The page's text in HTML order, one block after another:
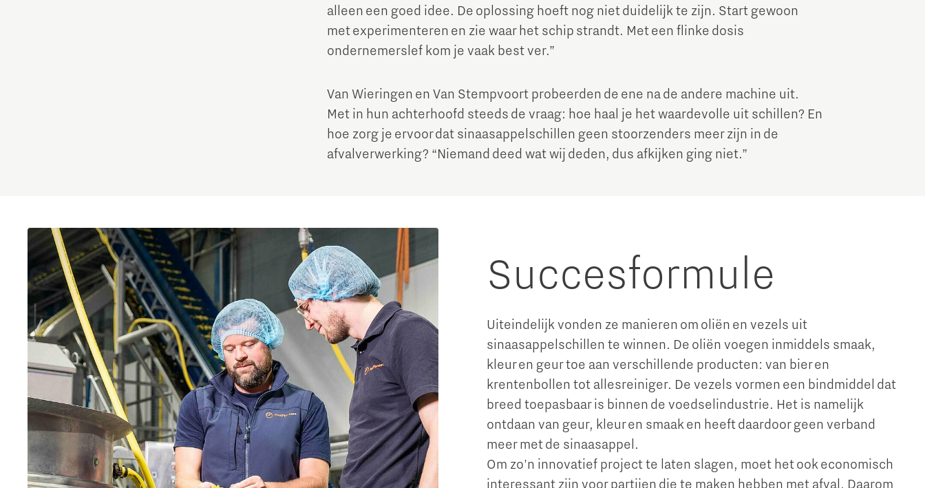
alleen een goed idee. De oplossing hoeft nog niet duidelijk te zijn. Start gewoon
met experimenteren en zie waar het schip strandt. Met een flinke dosis
ondernemerslef kom je vaak best ver.”
Van Wieringen en Van Stempvoort probeerden de ene na de andere machine uit.
Met in hun achterhoofd steeds de vraag: hoe haal je het waardevolle uit schillen? En
hoe zorg je ervoor dat sinaasappelschillen geen stoorzenders meer zijn in de
afvalverwerking? “Niemand deed wat wij deden, dus afkijken ging niet.”
Succesformule
Uiteindelijk vonden ze manieren om oliën en vezels uit
sinaasappelschillen te winnen. De oliën voegen inmiddels smaak,
kleur en geur toe aan verschillende producten: van bier en
krentenbollen tot allesreiniger. De vezels vormen een bindmiddel dat
breed toepasbaar is binnen de voedselindustrie. Het is namelijk
ontdaan van geur, kleur en smaak en heeft daardoor geen verband
meer met de sinaasappel.
Om zo'n innovatief project te laten slagen, moet het ook economisch
interessant zijn voor partijen die te maken hebben met afval. Daarom